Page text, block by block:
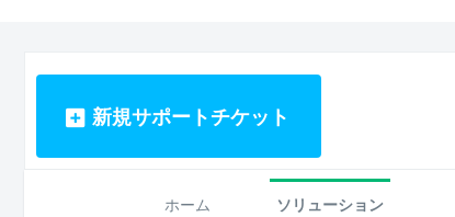
新規サポートチケット
ホーム ソリューション